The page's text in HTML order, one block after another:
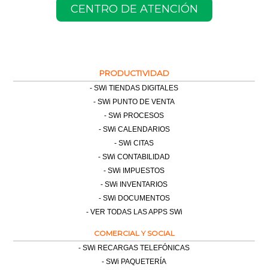
CENTRO DE ATENCIÓN
PRODUCTIVIDAD
SWi TIENDAS DIGITALES
SWi PUNTO DE VENTA
SWi PROCESOS
SWi CALENDARIOS
SWi CITAS
SWi CONTABILIDAD
SWi IMPUESTOS
SWi INVENTARIOS
SWi DOCUMENTOS
VER TODAS LAS APPS SWi
COMERCIAL Y SOCIAL
SWi RECARGAS TELEFÓNICAS
SWi PAQUETERÍA